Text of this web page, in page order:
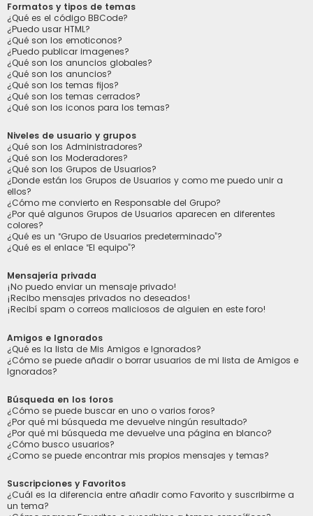
Formatos y tipos de temas
¿Qué es el código BBCode?
¿Puedo usar HTML?
¿Qué son los emoticonos?
¿Puedo publicar imagenes?
¿Qué son los anuncios globales?
¿Qué son los anuncios?
¿Qué son los temas fijos?
¿Qué son los temas cerrados?
¿Qué son los iconos para los temas?
Niveles de usuario y grupos
¿Qué son los Administradores?
¿Qué son los Moderadores?
¿Qué son los Grupos de Usuarios?
¿Donde están los Grupos de Usuarios y como me puedo unir a
ellos?
¿Cómo me convierto en Responsable del Grupo?
¿Por qué algunos Grupos de Usuarios aparecen en diferentes
colores?
¿Qué es un “Grupo de Usuarios predeterminado”?
¿Qué es el enlace “El equipo”?
Mensajería privada
¡No puedo enviar un mensaje privado!
¡Recibo mensajes privados no deseados!
¡Recibí spam o correos maliciosos de alguien en este foro!
Amigos e Ignorados
¿Qué es la lista de Mis Amigos e Ignorados?
¿Cómo se puede añadir o borrar usuarios de mi lista de Amigos e
Ignorados?
Búsqueda en los foros
¿Cómo se puede buscar en uno o varios foros?
¿Por qué mi búsqueda me devuelve ningún resultado?
¿Por qué mi búsqueda me devuelve una página en blanco?
¿Cómo busco usuarios?
¿Como se puede encontrar mis propios mensajes y temas?
Suscripciones y Favoritos
¿Cuál es la diferencia entre añadir como Favorito y suscribirme a
un tema?